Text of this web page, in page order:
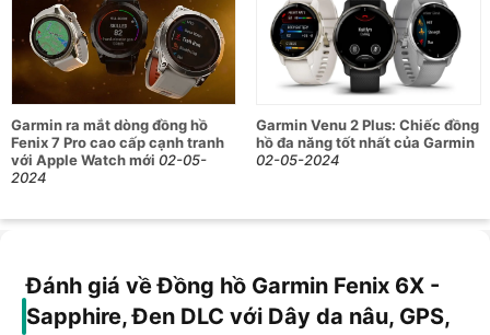
Garmin ra mắt dòng đồng hồ
Fenix 7 Pro cao cấp cạnh tranh
với Apple Watch mới 02-05-
2024
Garmin Venu 2 Plus: Chiếc đồng
hồ đa năng tốt nhất của Garmin
02-05-2024
Đánh giá về Đồng hồ Garmin Fenix 6X -
Sapphire, Đen DLC với Dây da nâu, GPS,